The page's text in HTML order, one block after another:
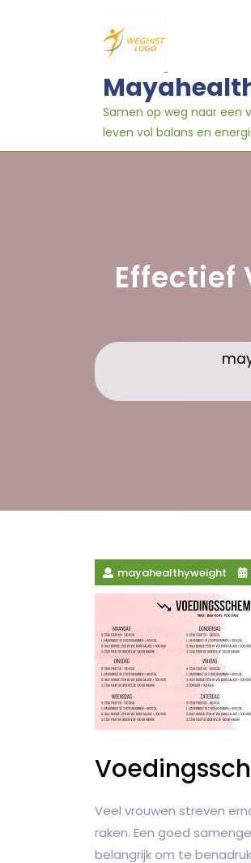
Samen op weg naar een
leven vol balans en
Effectief
mayahealthyweight
Veel vrouwen streven
raken. Een goed
belangrijk om te